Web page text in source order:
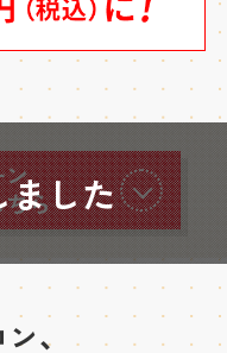
ン
ら
ました
、